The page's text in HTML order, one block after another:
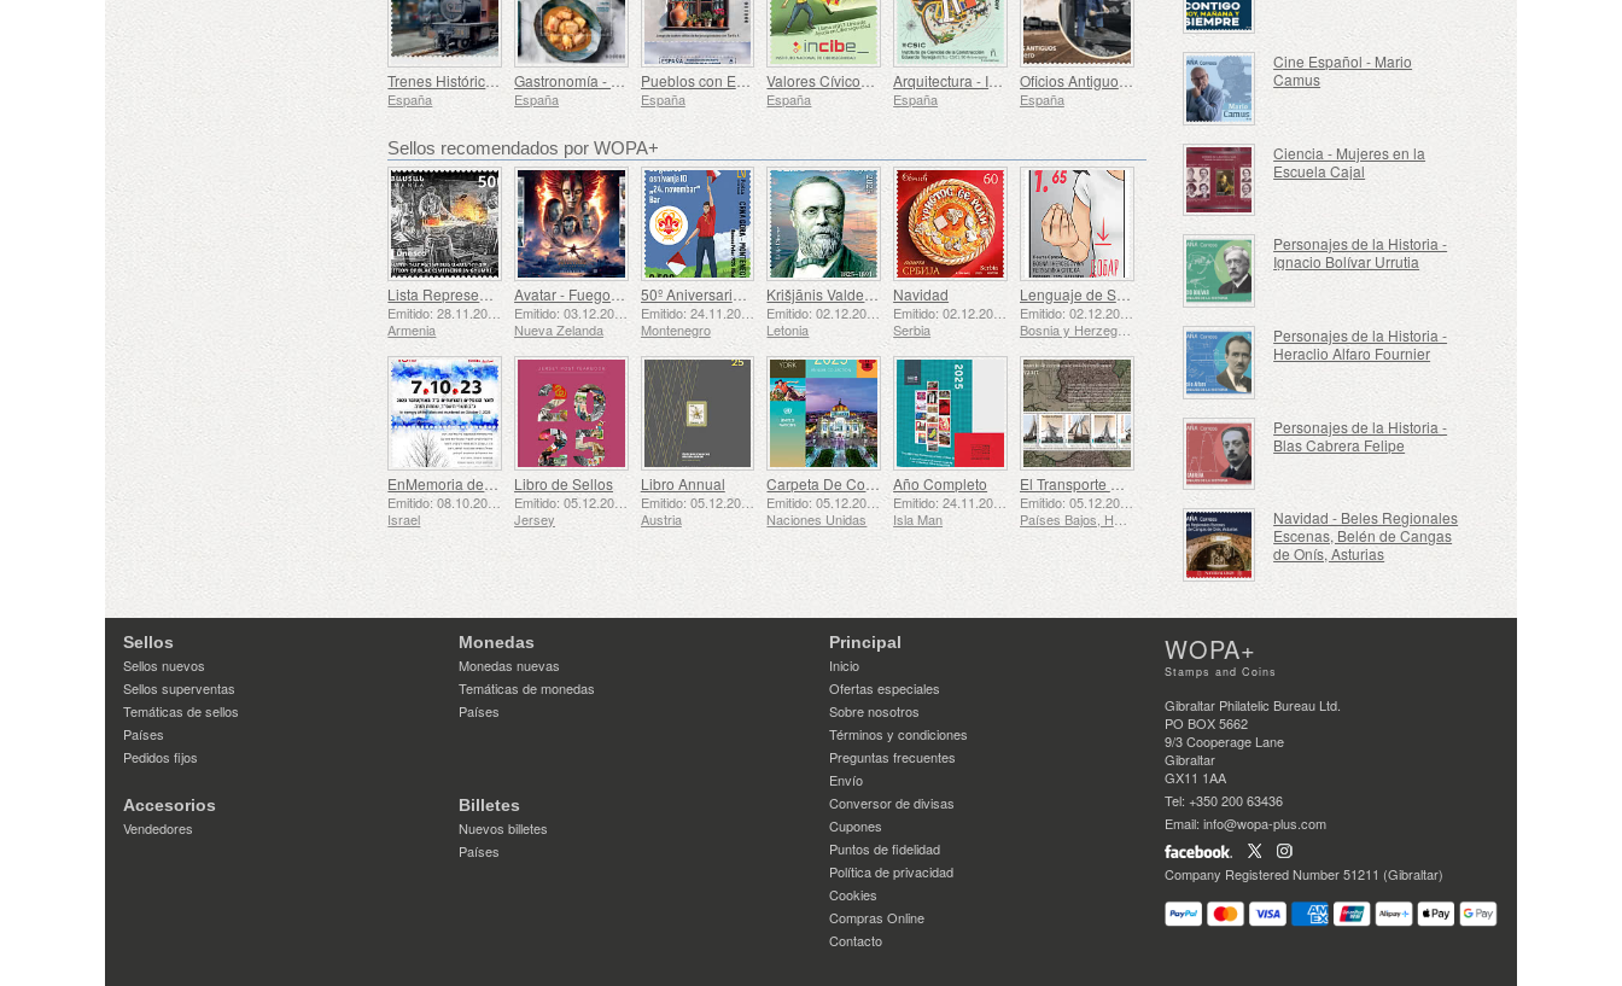
Trenes Históricos - Tren de Vapor de Euskotren
España
Gastronomía - España en 19 Platos, Ceuta, Estofado de Atún con Patatas
España
Pueblos con Encanto
España
Valores Cívicos - Ciberseguridad
España
Arquitectura - Instituto de Ciencias de la Construcción EduardoTorroja, 90 Aniversario
España
Oficios Antiguos - Fogonero
España
Sellos recomendados por WOPA+
Lista Representativa del Patrimonio Cultural Inmaterial de la Humanidad de la UNESCO - La Tradición de la Herrería en Gyumri
Armenia
Avatar - Fuego y Ceniza
Nueva Zelanda
50º Aniversario de la Fundación del Bar Scout 24 de Noviembre
Emitido: 24.11.2025
Montenegro
Krišjānis Valdemārs
Letonia
Navidad
Serbia
Lenguaje de Señas - Bueno
Emitido: 02.12.2025
Bosnia y Herzegovina - República de Srpska
EnMemoria de los Caídos y Asesinados el 7 de Octubre de 2023
Israel
Libro de Sellos
Jersey
Libro Annual
Emitido: 05.12.2025
Austria
Carpeta De Colección Anual (Nueva York)
Naciones Unidas
Año Completo
Isla Man
El Transporte Marítimo en los Siglos XVII y XVIII – El Transporte de Turba
Emitido: 05.12.2025
Cine Español - Mario
Camus
Ciencia - Mujeres en la
Escuela Cajal
Personajes de la Historia -
Ignacio Bolívar Urrutia
Personajes de la Historia -
Heraclio Alfaro Fournier
Personajes de la Historia -
Blas Cabrera Felipe
Navidad - Beles Regionales
Escenas, Belén de Cangas
de Onís, Asturias
Sellos
Sellos nuevos
Sellos superventas
Temáticas de sellos
Países
Pedidos fijos
Monedas
Monedas nuevas
Temáticas de monedas
Países
Accesorios
Vendedores
Billetes
Nuevos billetes
Países
Principal
Inicio
Ofertas especiales
Sobre nosotros
Términos y condiciones
Preguntas frecuentes
Envío
Conversor de divisas
Cupones
Puntos de fidelidad
Política de privacidad
Cookies
Compras Online
Contacto
WOPA+
Stamps and Coins
Gibraltar Philatelic Bureau Ltd.
PO BOX 5662
9/3 Cooperage Lane
Gibraltar
GX11 1AA
Tel: +350 200 63436
Email: info@wopa-plus.com
Company Registered Number 51211 (Gibraltar)